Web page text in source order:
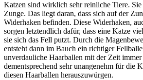
Katzen sind wirklich sehr reinliche Tiere. Sie
Zunge. Das liegt daran, dass sich auf der
Widerhaken befinden. Diese Widerhaken,
sorgen letztendlich dafür, dass eine Katze
sie sich das Fell putzt. Durch die
entsteht dann im Bauch ein richtiger
unverdauliche Haarballen mit der Zeit
dementsprechend sehr unangenehm für die
diesen Haarballen herauszuwürgen.